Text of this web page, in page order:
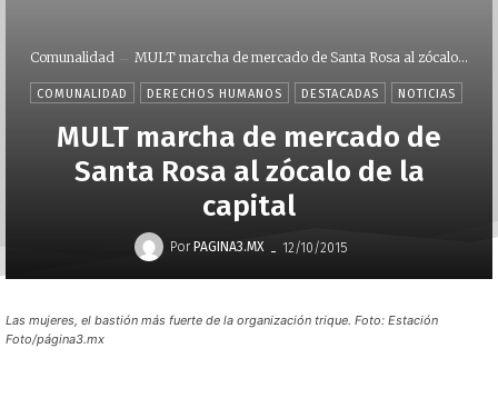
Comunalidad MULT marcha de mercado de Santa Rosa al zócalo...
COMUNALIDAD DERECHOS HUMANOS DESTACADAS NOTICIAS
MULT marcha de mercado de
Santa Rosa al zócalo de la
capital
Por PAGINA3.MX - 12/10/2015
Las mujeres, el bastión más fuerte de la organización trique. Foto: Estación
Foto/página3.mx